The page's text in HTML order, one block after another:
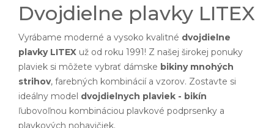
Dvojdielne plavky LITEX
Vyrábame moderné a vysoko kvalitné dvojdielne
plavky LITEX už od roku 1991! Z našej širokej ponuky
plaviek si môžete vybrať dámske bikiny mnohých
strihov, farebných kombinácií a vzorov. Zostavte si
ideálny model dvojdielnych plaviek - bikín
ľubovoľnou kombináciou plavkové podprsenky a
plavkových nohavičiek.